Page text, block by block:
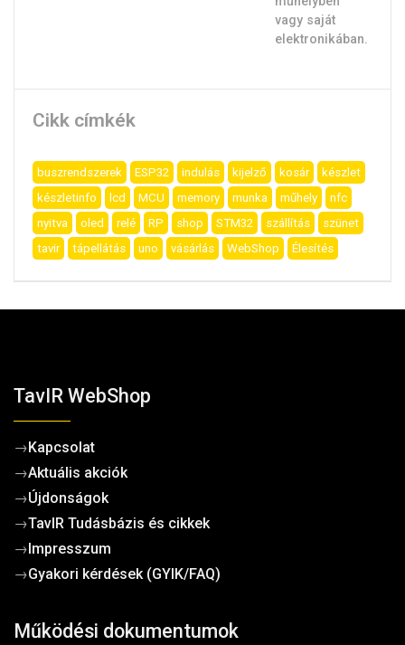
Cikk címkék
buszrendszerek ESP32 indulás kijelző kosár
készlet
készletinfo
lcd MCU memory munka műhely
nfc
nyitva
oled relé RP shop STM32 szállítás
szünet
tavir
tápellátás uno vásárlás WebShop Élesítés
TavIR WebShop
→Kapcsolat
→Aktuális akciók
→Újdonságok
→TavIR Tudásbázis és cikkek
→ Impresszum
→Gyakori kérdések (GYIK/FAQ)
Működési dokumentumok